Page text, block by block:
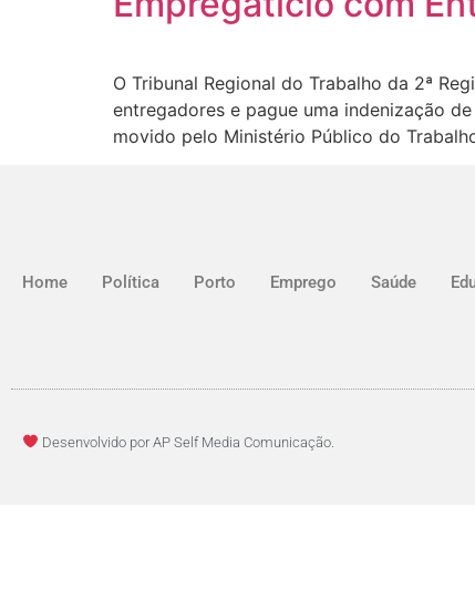
O Tribunal Regional do Trabalho da 2ª
entregadores e pague uma indenização
movido pelo Ministério Público do
Home Política Porto Emprego Saúde
Desenvolvido por AP Self Media Comunicação.